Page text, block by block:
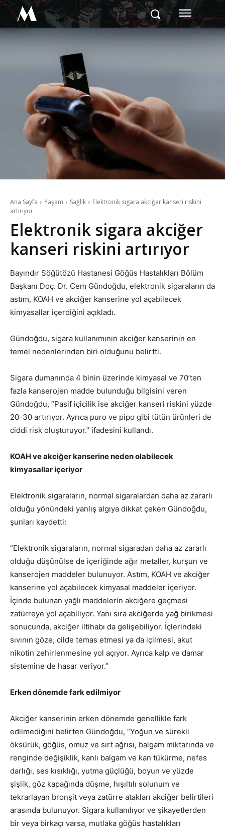
M
Ana Sayfa Yaşam Sağlık
Elektronik sigara akciğer kanseri riskini
artırıyor
Elektronik sigara akciğer
kanseri riskini artırıyor
Bayındır Söğütözü Hastanesi Göğüs Hastalıkları Bölüm
Başkanı Doç. Dr. Cem Gündoğdu, elektronik sigaraların da
astım, KOAH ve akciğer kanserine yol açabilecek
kimyasallar içerdiğini açıkladı.
Gündoğdu, sigara kullanımının akciğer kanserinin en
temel nedenlerinden biri olduğunu belirtti.
Sigara dumanında 4 binin üzerinde kimyasal ve 70’ten
fazla kanserojen madde bulunduğu bilgisini veren
Gündoğdu, “Pasif içicilik ise akciğer kanseri riskini yüzde
20-30 artırıyor. Ayrıca puro ve pipo gibi tütün ürünleri de
ciddi risk oluşturuyor.” ifadesini kullandı.
KOAH ve akciğer kanserine neden olabilecek
kimyasallar içeriyor
Elektronik sigaraların, normal sigaralardan daha az zararlı
olduğu yönündeki yanlış algıya dikkat çeken Gündoğdu,
şunları kaydetti:
“Elektronik sigaraların, normal sigaradan daha az zararlı
olduğu düşünülse de içeriğinde ağır metaller, kurşun ve
kanserojen maddeler bulunuyor. Astım, KOAH ve akciğer
kanserine yol açabilecek kimyasal maddeler içeriyor.
İçinde bulunan yağlı maddelerin akciğere geçmesi
zatürreye yol açabiliyor. Yanı sıra akciğerde yağ birikmesi
sonucunda, akciğer iltihabı da gelişebiliyor. İçlerindeki
sıvının göze, cilde temas etmesi ya da içilmesi, akut
nikotin zehirlenmesine yol açıyor. Ayrıca kalp ve damar
sistemine de hasar veriyor.”
Erken dönemde fark edilmiyor
Akciğer kanserinin erken dönemde genellikle fark
edilmediğini belirten Gündoğdu, “Yoğun ve sürekli
öksürük, göğüs, omuz ve sırt ağrısı, balgam miktarında ve
renginde değişiklik, kanlı balgam ve kan tükürme, nefes
darlığı, ses kısıklığı, yutma güçlüğü, boyun ve yüzde
şişlik, göz kapağında düşme, hışıltılı solunum ve
tekrarlayan bronşit veya zatürre atakları akciğer belirtileri
arasında bulunuyor. Sigara kullanılıyor ve şikayetlerden
bir veya birkaçı varsa, mutlaka göğüs hastalıkları